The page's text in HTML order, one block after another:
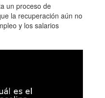
un proceso de
la recuperación aún no
y los salarios